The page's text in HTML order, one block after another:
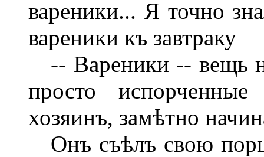
вареники... Я точно
вареники къ завтраку
-- Вареники -- вещь
просто
хозяинъ, замѣтно
Онъ съѣлъ свою